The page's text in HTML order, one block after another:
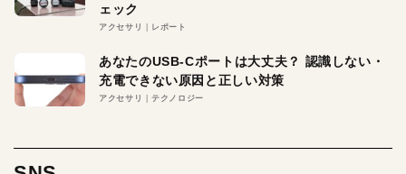
ェック
アクセサリ レポート
あなたのUSB-Cポートは大丈夫？ 認識しない・
充電できない原因と正しい対策
アクセサリ テクノロジー